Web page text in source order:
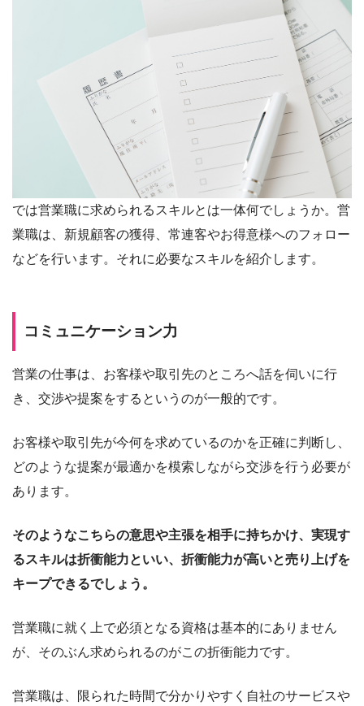
では営業職に求められるスキルとは一体何でしょうか。営
業職は、新規顧客の獲得、常連客やお得意様へのフォロー
などを行います。それに必要なスキルを紹介します。
コミュニケーション力
営業の仕事は、お客様や取引先のところへ話を伺いに行
き、交渉や提案をするというのが一般的です。
お客様や取引先が今何を求めているのかを正確に判断し、
どのような提案が最適かを模索しながら交渉を行う必要が
あります。
そのようなこちらの意思や​主張を相手に持ちかけ、実現す
るスキルは折衝能力といい、折衝能力が高いと売り上げを
キープできるでしょう。
営業職に就く上で必須となる資格は基本的にありません
が、そのぶん求められるのがこの折衝能力です。
営業職は、限られた時間で分かりやすく自社のサービスや